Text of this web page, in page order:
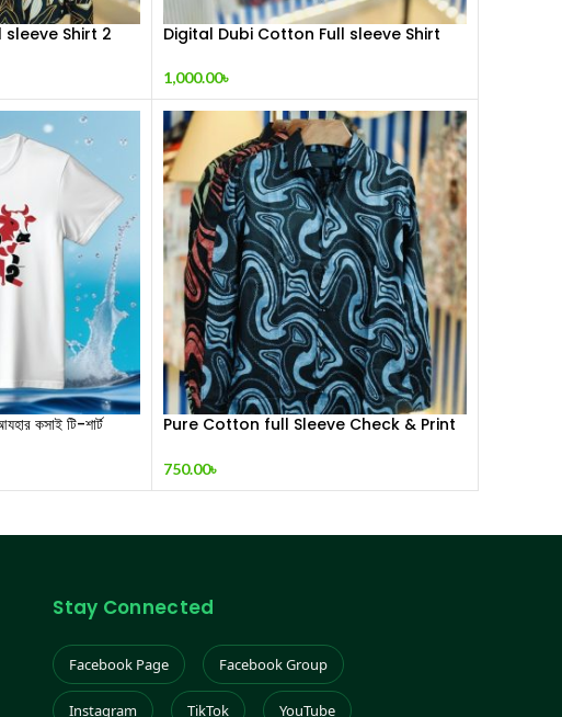
Shirt 2 Digital Dubi Cotton Full sleeve Shirt
1,000.00৳
কসাই টি-শার্ট
Pure Cotton full Sleeve Check & Print
750.00৳
Stay Connected
Facebook Page Facebook Group
Instagram TikTok YouTube